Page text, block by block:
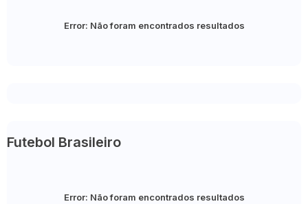
Error: Não foram encontrados resultados
Futebol Brasileiro
Error: Não foram encontrados resultados